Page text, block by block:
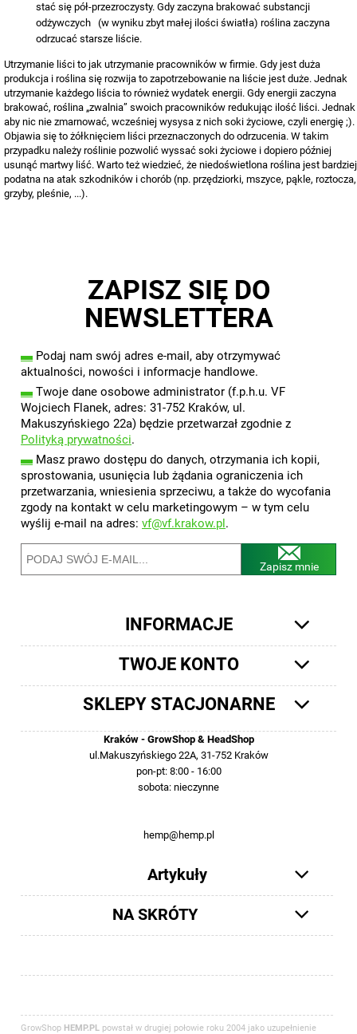
stać się pół-przezroczysty. Gdy zaczyna brakować substancji
odżywczych (w wyniku zbyt małej ilości światła) roślina zaczyna
odrzucać starsze liście.
Utrzymanie liści to jak utrzymanie pracowników w firmie. Gdy jest duża
produkcja i roślina się rozwija to zapotrzebowanie na liście jest duże. Jednak
utrzymanie każdego liścia to również wydatek energii. Gdy energii zaczyna
brakować, roślina „zwalnia” swoich pracowników redukując ilość liści. Jednak
aby nic nie zmarnować, wcześniej wysysa z nich soki życiowe, czyli energię ;).
Objawia się to żółknięciem liści przeznaczonych do odrzucenia. W takim
przypadku należy roślinie pozwolić wyssać soki życiowe i dopiero później
usunąć martwy liść. Warto też wiedzieć, że niedoświetlona roślina jest bardziej
podatna na atak szkodników i chorób (np. przędziorki, mszyce, pąkle, roztocza,
grzyby, pleśnie, ...).
ZAPISZ SIĘ DO
NEWSLETTERA
▬ Podaj nam swój adres e-mail, aby otrzymywać
aktualności, nowości i informacje handlowe.
▬ Twoje dane osobowe administrator (f.p.h.u. VF
Wojciech Flanek, adres: 31-752 Kraków, ul.
Makuszyńskiego 22a) będzie przetwarzał zgodnie z
Polityką prywatności.
▬ Masz prawo dostępu do danych, otrzymania ich kopii,
sprostowania, usunięcia lub żądania ograniczenia ich
przetwarzania, wniesienia sprzeciwu, a także do wycofania
zgody na kontakt w celu marketingowym – w tym celu
wyślij e-mail na adres: vf@vf.krakow.pl .
Zapisz mnie
INFORMACJE
TWOJE KONTO
SKLEPY STACJONARNE
Kraków - GrowShop & HeadShop
ul.Makuszyńskiego 22A, 31-752 Kraków
pon-pt: 8:00 - 16:00
sobota: nieczynne
hemp@hemp.pl
Artykuły
NA SKRÓTY
GrowShop HEMP.PL powstał w drugiej połowie roku 2004 jako uzupełnienie